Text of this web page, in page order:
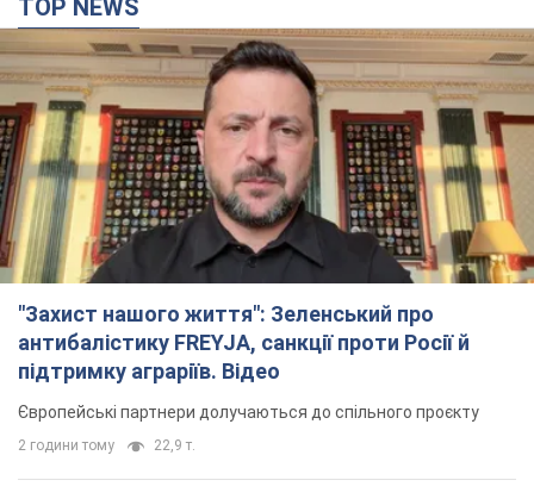
TOP NEWS
"Захист нашого життя": Зеленський про
антибалістику FREYJA, санкції проти Росії й
підтримку аграріїв. Відео
Європейські партнери долучаються до спільного проєкту
2 години тому 22,9 т.